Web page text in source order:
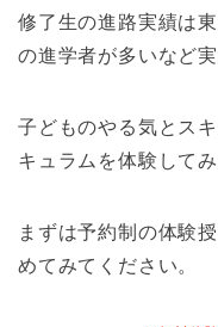
修了生の進路実績は
の進学者が多いなど
子どものやる気とス
キュラムを体験して
まずは予約制の体験
めてみてください。